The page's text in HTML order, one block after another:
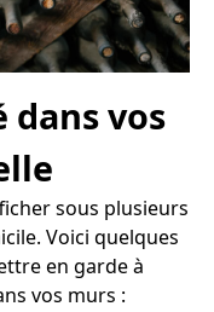
vos
sous plusieurs
Voici quelques
en garde à
vos murs :